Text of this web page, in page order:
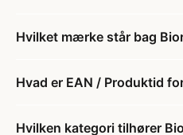
Hvilket mærke står bag
Hvad er EAN / Produktid
Hvilken kategori tilhører